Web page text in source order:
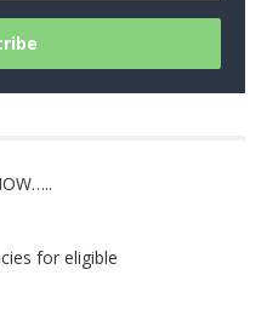
for eligible